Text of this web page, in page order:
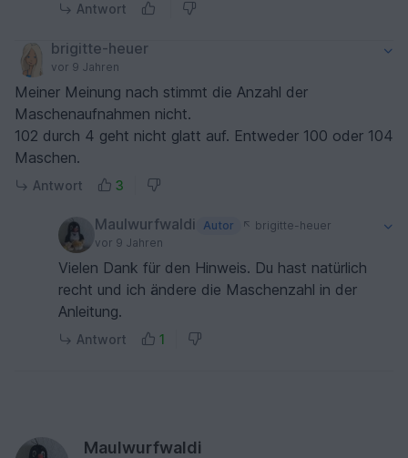
Antwort
brigitte-heuer
vor 9 Jahren
Meiner Meinung nach stimmt die Anzahl der
Maschenaufnahmen nicht.
102 durch 4 geht nicht glatt auf. Entweder 100 oder 104
Maschen.
Antwort 3
Maulwurfwaldi Autor
brigitte-heuer
vor 9 Jahren
Vielen Dank für den Hinweis. Du hast natürlich
recht und ich ändere die Maschenzahl in der
Anleitung.
Antwort 1
Maulwurfwaldi